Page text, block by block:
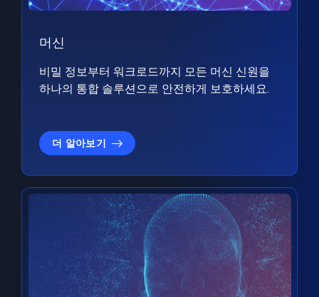
머신
비밀 정보부터 워크로드까지 모든 머신 신원을
하나의 통합 솔루션으로 안전하게 보호하세요.
더 알아보기